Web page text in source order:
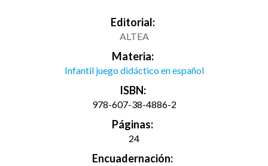
Editorial:
ALTEA
Materia:
Infantil juego didáctico en español
ISBN:
978-607-38-4886-2
Páginas:
24
Encuadernación: